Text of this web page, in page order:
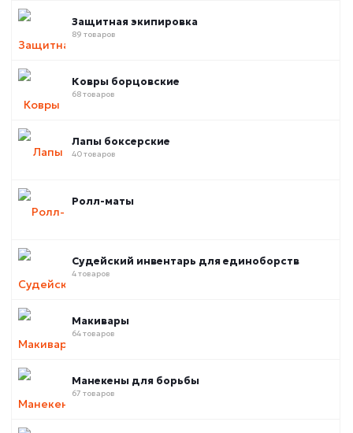
Защитная экипировка
89 товаров
Ковры борцовские
68 товаров
Лапы боксерские
40 товаров
Ролл-маты
Судейский инвентарь для единоборств
4 товаров
Макивары
64 товаров
Манекены для борьбы
67 товаров